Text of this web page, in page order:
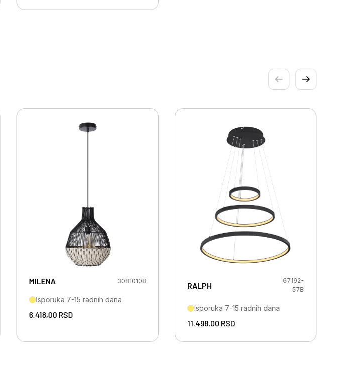
MILENA 30810108
Isporuka 7-15 radnih dana
6.418,00 RSD
RALPH
67192-
57B
Isporuka 7-15 radnih dana
11.498,00 RSD